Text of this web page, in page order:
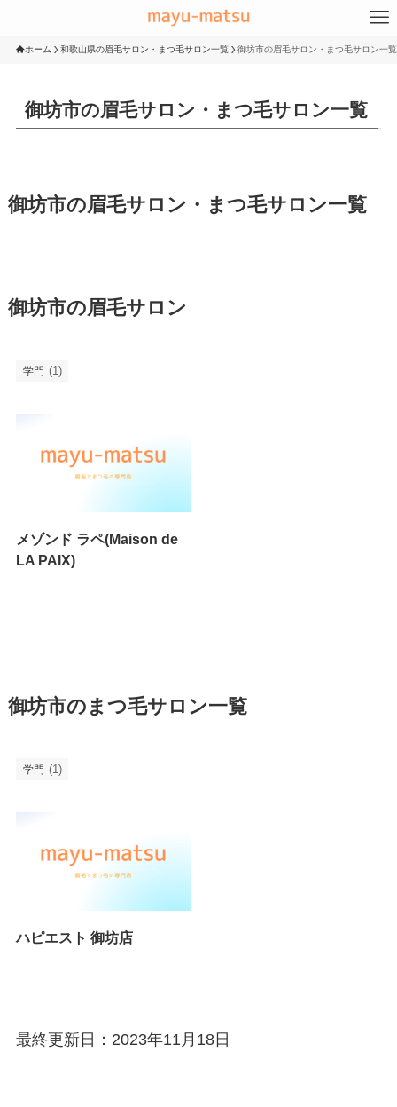
ホーム 和歌山県の眉毛サロン・まつ毛サロン一覧 御坊市の眉毛サロン・まつ毛サロン一覧
御坊市の眉毛サロン・まつ毛サロン一覧
御坊市の眉毛サロン・まつ毛サロン一覧
御坊市の眉毛サロン
学門 (1)
メゾンド ラペ(Maison de
LA PAIX)
御坊市のまつ毛サロン一覧
学門 (1)
ハピエスト 御坊店
最終更新日：2023年11月18日